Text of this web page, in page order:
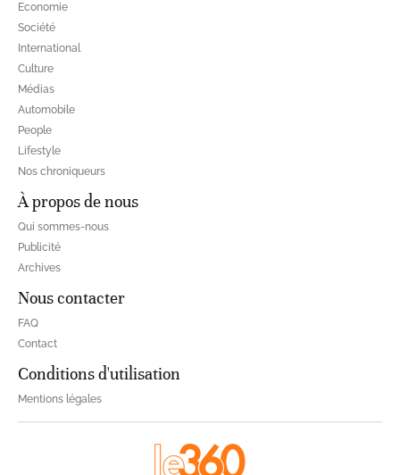
Economie
Société
International
Culture
Médias
Automobile
People
Lifestyle
Nos chroniqueurs
À propos de nous
Qui sommes-nous
Publicité
Archives
Nous contacter
FAQ
Contact
Conditions d'utilisation
Mentions légales